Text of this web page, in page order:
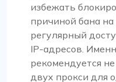
избежать
причиной бана на
регулярный
IP-адресов.
рекомендуется
двух прокси для